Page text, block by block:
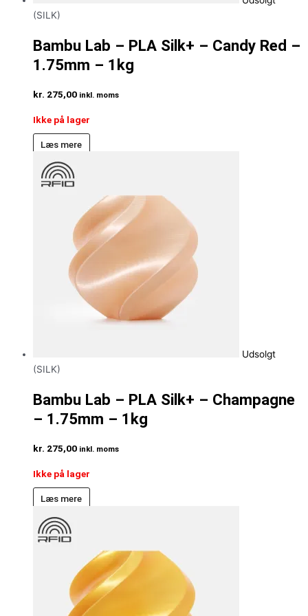
(SILK)
Bambu Lab – PLA Silk+ – Candy Red –
1.75mm – 1kg
kr. 275,00 inkl. moms
Ikke på lager
Læs mere
Udsolgt
(SILK)
Bambu Lab – PLA Silk+ – Champagne
– 1.75mm – 1kg
kr. 275,00 inkl. moms
Ikke på lager
Læs mere